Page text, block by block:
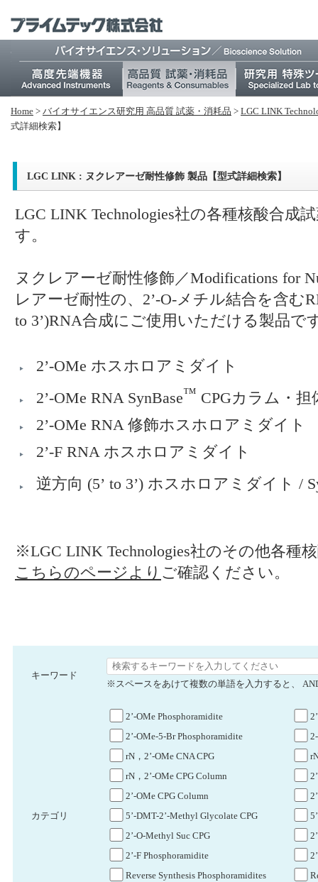
Home > バイオサイエンス研究⽤ 高品質 試薬・消耗品 > LGC LINK
式詳細検索】
LGC LINK : ヌクレアーゼ耐性修飾 製品【型式詳細検索】
LGC LINK Technologies社の各種核酸合成
す。
ヌクレアーゼ耐性修飾／Modifications for
レアーゼ耐性の、2’-O-メチル結合を含む
to 3’)RNA合成にご使用いただける製品で
2’-OMe ホスホロアミダイト
2’-OMe RNA SynBase™ CPGカラム・担
2’-OMe RNA 修飾ホスホロアミダイト
2’-F RNA ホスホロアミダイト
逆方向 (5’ to 3’) ホスホロアミダイト /
※LGC LINK Technologies社のその他各種
こちらのページより ご確認ください。
キーワード
※スペースをあけて複数の単語を入力すると、
カテゴリ
2’-OMe Phosphoramidite
2’-OMe-5-Br Phosphoramidite
rN，2’-OMe CNA CPG
rN，2’-OMe CPG Column
2’-OMe CPG Column
5’-DMT-2’-Methyl Glycolate CPG
2’-O-Methyl Suc CPG
2’-F Phosphoramidite
Reverse Synthesis Phosphoramidites